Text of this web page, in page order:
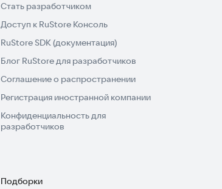
Стать разработчиком
Доступ к RuStore Консоль
RuStore SDK (документация)
Блог RuStore для разработчиков
Соглашение о распространении
Регистрация иностранной компании
Конфиденциальность для
разработчиков
Подборки